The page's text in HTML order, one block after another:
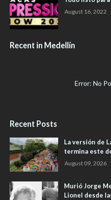
August 16, 2022
Recent in Medellín
Error: No
Recent Posts
La versión de
termina este
August 09, 2026
Murió Jorge
Lionel desde